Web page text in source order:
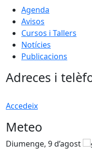
Agenda
Avisos
Cursos i Tallers
Notícies
Publicacions
Adreces i
Accedeix
Meteo
Diumenge, 9 d’agost